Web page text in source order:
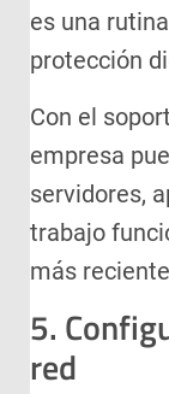
es una
protección
Con el
empresa
servidores,
trabajo
más
5.
red